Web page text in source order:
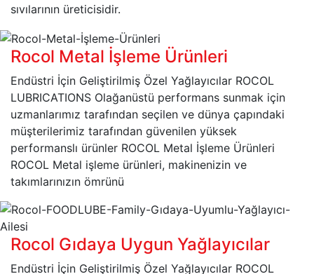
sıvılarının üreticisidir.
Rocol Metal İşleme Ürünleri
Endüstri İçin Geliştirilmiş Özel Yağlayıcılar ROCOL
LUBRICATIONS Olağanüstü performans sunmak için
uzmanlarımız tarafından seçilen ve dünya çapındaki
müşterilerimiz tarafından güvenilen yüksek
performanslı ürünler ROCOL Metal İşleme Ürünleri
ROCOL Metal işleme ürünleri, makinenizin ve
takımlarınızın ömrünü
Rocol Gıdaya Uygun Yağlayıcılar
Endüstri İçin Geliştirilmiş Özel Yağlayıcılar ROCOL